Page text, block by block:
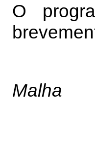
O
Malha